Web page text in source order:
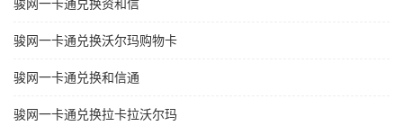
骏网一卡通兑换资和信
骏网一卡通兑换沃尔玛购物卡
骏网一卡通兑换和信通
骏网一卡通兑换拉卡拉沃尔玛